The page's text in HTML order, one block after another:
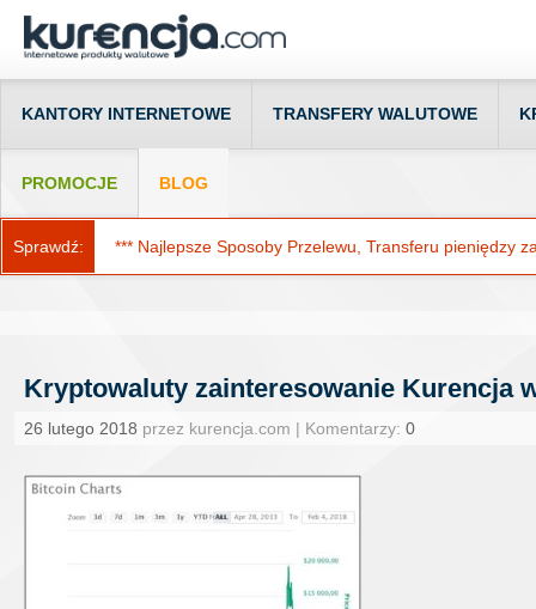
KANTORY INTERNETOWE TRANSFERY WALUTOWE
PROMOCJE BLOG
Sprawdź: *** Najlepsze Sposoby Przelewu, Transferu pieniędzy
Kryptowaluty zainteresowanie Kurencja
26 lutego 2018 przez kurencja.com | Komentarzy: 0